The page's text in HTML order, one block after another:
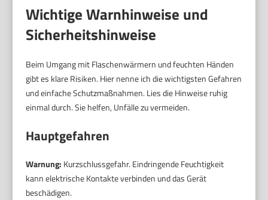
Wichtige Warnhinweise und
Sicherheitshinweise
Beim Umgang mit Flaschenwärmern und feuchten Händen
gibt es klare Risiken. Hier nenne ich die wichtigsten Gefahren
und einfache Schutzmaßnahmen. Lies die Hinweise ruhig
einmal durch. Sie helfen, Unfälle zu vermeiden.
Hauptgefahren
Warnung: Kurzschlussgefahr. Eindringende Feuchtigkeit
kann elektrische Kontakte verbinden und das Gerät
beschädigen.